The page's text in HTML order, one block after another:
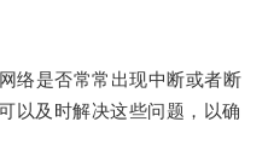
是否常常出现中断或者断
以及时解决这些问题，以确